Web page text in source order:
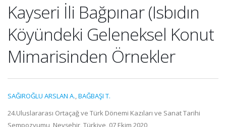
Kayseri İli Bağpınar (Isbıdın
Köyündeki Geleneksel Konut
Mimarisinden Örnekler
SAĞIROĞLU ARSLAN A.,BAĞBAŞI T.
24.Uluslararası Ortaçağ ve Türk Dönemi Kazıları ve Sanat Tarihi
Sempozyumu, Nevşehir, Türkiye, 07 Ekim 2020